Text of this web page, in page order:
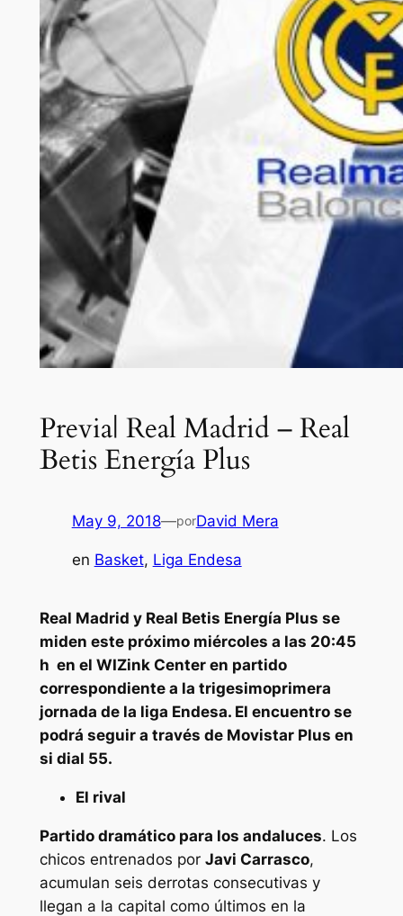
Previa| Real Madrid – Real
Betis Energía Plus
May 9, 2018—porDavid Mera
en Basket, Liga Endesa
Real Madrid y Real Betis Energía Plus se
miden este próximo miércoles a las 20:45
h en el WIZink Center en partido
correspondiente a la trigesimoprimera
jornada de la liga Endesa. El encuentro se
podrá seguir a través de Movistar Plus en
si dial 55.
El rival
Partido dramático para los andaluces. Los
chicos entrenados por Javi Carrasco,
acumulan seis derrotas consecutivas y
llegan a la capital como últimos en la